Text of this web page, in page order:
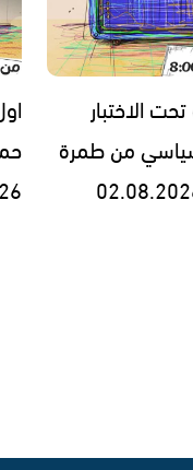
الاختبار
من طمرة